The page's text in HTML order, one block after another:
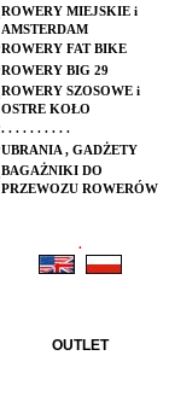
ROWERY MIEJSKIE i
AMSTERDAM
ROWERY FAT BIKE
ROWERY BIG 29
ROWERY SZOSOWE i
OSTRE KOŁO
. . . . . . . . . .
UBRANIA , GADŻETY
BAGAŻNIKI DO
PRZEWOZU ROWERÓW
.
OUTLET